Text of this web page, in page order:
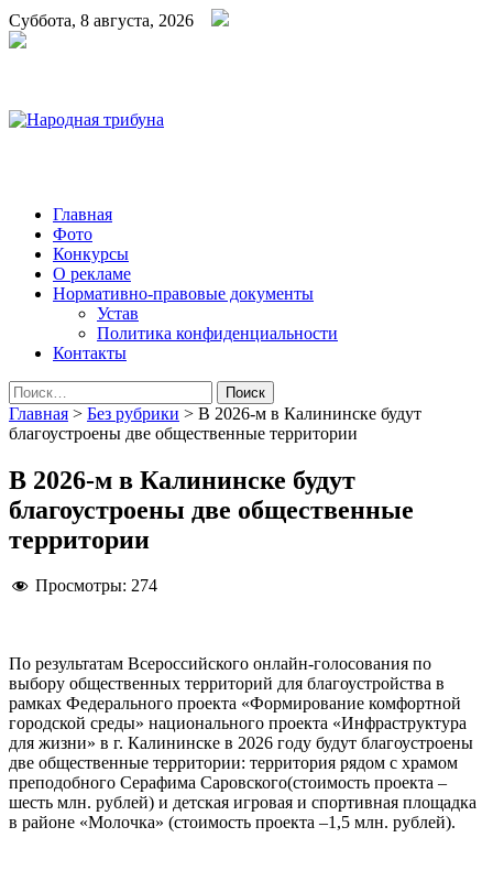
Суббота, 8 августа, 2026
Народная трибуна
Калининская районная газета
Главная
Фото
Конкурсы
О рекламе
Нормативно-правовые документы
Устав
Политика конфиденциальности
Контакты
Найти:
Главная > Без рубрики > В 2026-м в Калининске будут
благоустроены две общественные территории
В 2026-м в Калининске будут
благоустроены две общественные
территории
Просмотры: 274
По результатам Всероссийского онлайн-голосования по
выбору общественных территорий для благоустройства в
рамках Федерального проекта «Формирование комфортной
городской среды» национального проекта «Инфраструктура
для жизни» в г. Калининске в 2026 году будут благоустроены
две общественные территории: территория рядом с храмом
преподобного Серафима Саровского(стоимость проекта –
шесть млн. рублей) и детская игровая и спортивная площадка
в районе «Молочка» (стоимость проекта –1,5 млн. рублей).